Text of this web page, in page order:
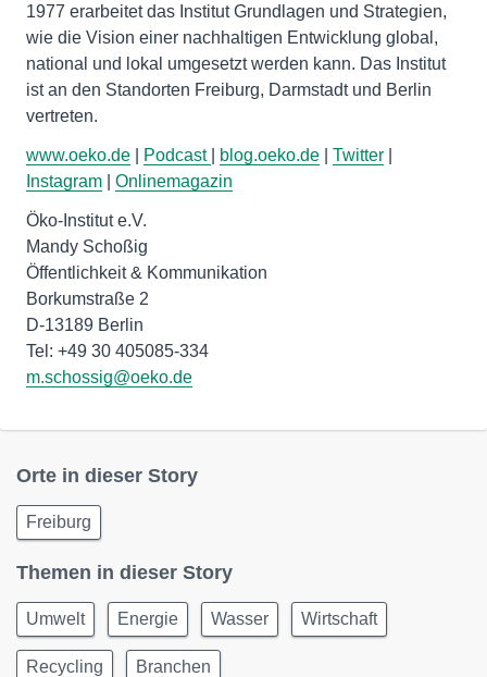
1977 erarbeitet das Institut Grundlagen und Strategien,
wie die Vision einer nachhaltigen Entwicklung global,
national und lokal umgesetzt werden kann. Das Institut
ist an den Standorten Freiburg, Darmstadt und Berlin
vertreten.
www.oeko.de Podcast blog.oeko.de Twitter
Instagram
Onlinemagazin
Öko-Institut e.V.
Mandy Schoßig
Öffentlichkeit & Kommunikation
Borkumstraße 2
D-13189 Berlin
m.schossig@oeko.de
Orte in dieser Story
Freiburg
Themen in dieser Story
Umwelt Energie Wasser Wirtschaft
Recycling Branchen